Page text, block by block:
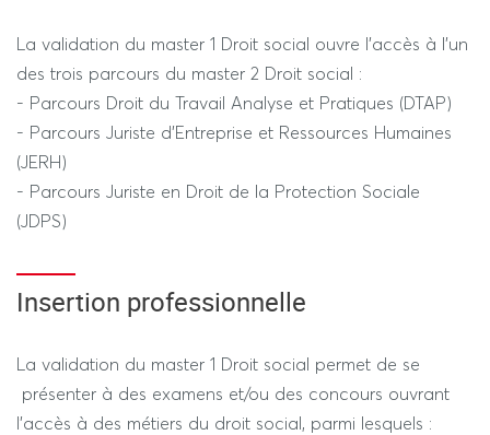
La validation du master 1 Droit social ouvre l’accès à l’un
des trois parcours du master 2 Droit social :
- Parcours Droit du Travail Analyse et Pratiques (DTAP)
- Parcours Juriste d’Entreprise et Ressources Humaines
(JERH)
- Parcours Juriste en Droit de la Protection Sociale
(JDPS)
Insertion professionnelle
La validation du master 1 Droit social permet de se
présenter à des examens et/ou des concours ouvrant
l’accès à des métiers du droit social, parmi lesquels :